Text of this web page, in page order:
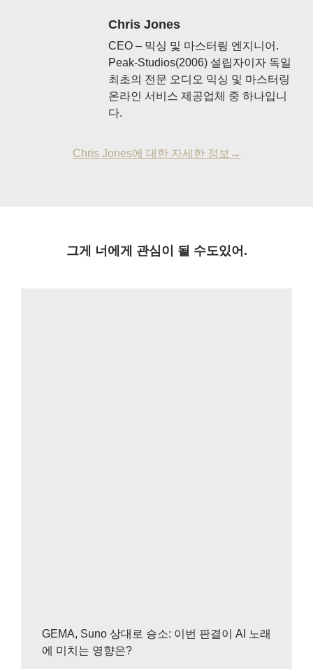
Chris Jones
CEO – 믹싱 및 마스터링 엔지니어.
Peak-Studios(2006) 설립자이자 독일
최초의 전문 오디오 믹싱 및 마스터링
온라인 서비스 제공업체 중 하나입니
다.
Chris Jones에 대한 자세한 정보→
그게 너에게 관심이 될 수도있어.
GEMA, Suno 상대로 승소: 이번 판결이 AI 노래
에 미치는 영향은?